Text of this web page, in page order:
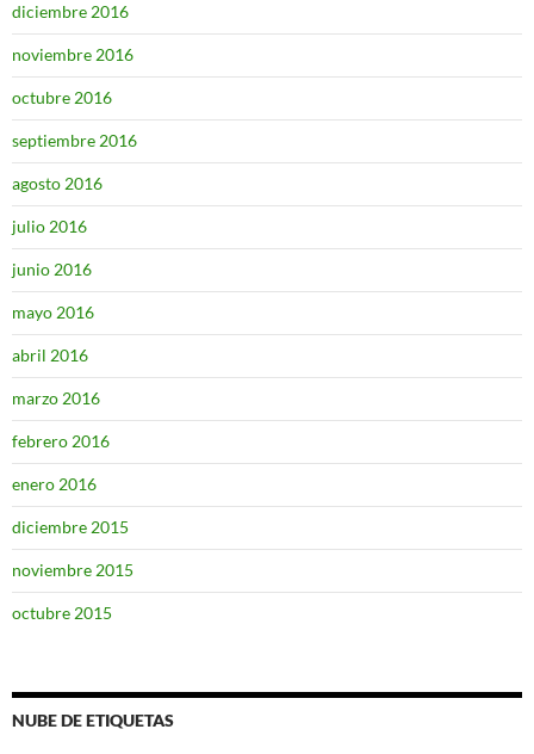
diciembre 2016
noviembre 2016
octubre 2016
septiembre 2016
agosto 2016
julio 2016
junio 2016
mayo 2016
abril 2016
marzo 2016
febrero 2016
enero 2016
diciembre 2015
noviembre 2015
octubre 2015
NUBE DE ETIQUETAS